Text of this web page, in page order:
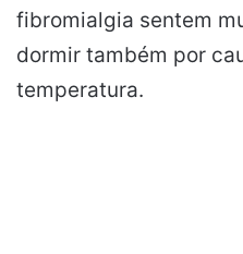
fibromialgia sentem
dormir também por
temperatura.